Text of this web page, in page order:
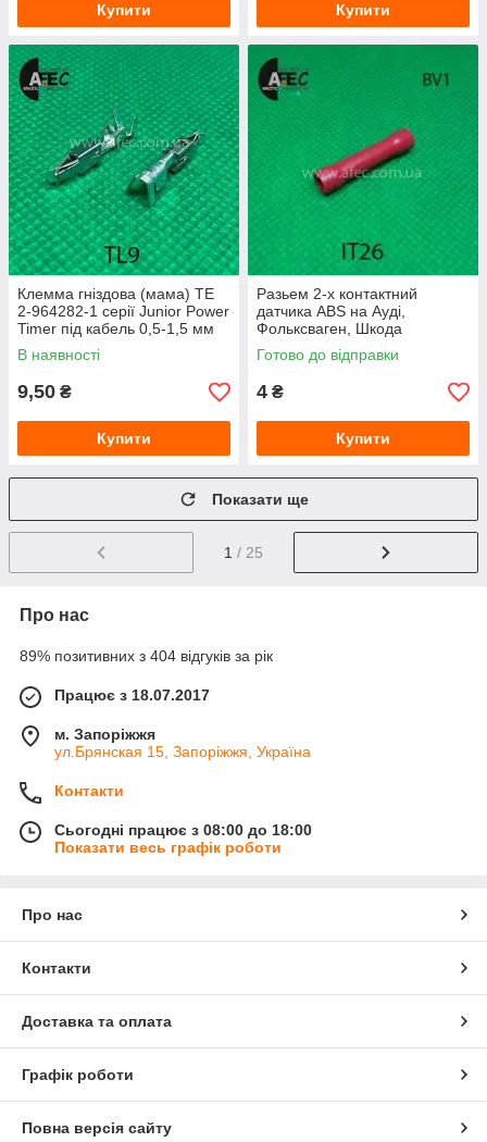
Купити Купити
Клемма гніздова (мама) TE
2-964282-1 серії Junior Power
Timer під кабель 0,5-1,5 мм
В наявності
9,50 ₴
Купити
Разьем 2-х контактний
датчика ABS на Ауді,
Фольксваген, Шкода
Готово до відправки
4 ₴
Купити
Показати ще
1 / 25
Про нас
89% позитивних з 404 відгуків за рік
Працює з 18.07.2017
м. Запоріжжя
ул.Брянская 15, Запоріжжя, Україна
Контакти
Сьогодні працює з 08:00 до 18:00
Показати весь графік роботи
Про нас
Контакти
Доставка та оплата
Графік роботи
Повна версія сайту